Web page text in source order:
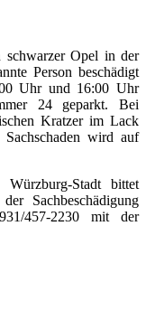
Opel in der
Person beschädigt
Uhr und 16:00 Uhr
24 geparkt. Bei
Kratzer im Lack
wird auf
Würzburg-Stadt bittet
Sachbeschädigung
457-2230 mit der